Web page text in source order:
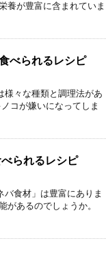
養が豊富に含まれていま
べられるレシピ
様々な種類と調理法があ
コが嫌いになってしま
られるレシピ
食材」は豊富にありま
があるのでしょうか。